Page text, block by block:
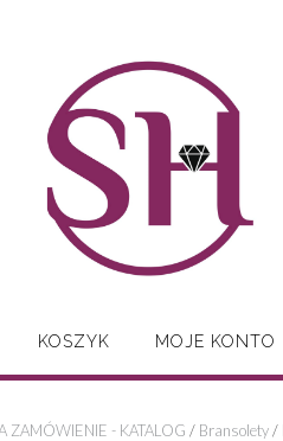
KOSZYK MOJE KONTO
ZAMÓWIENIE - KATALOG / Bransolety/